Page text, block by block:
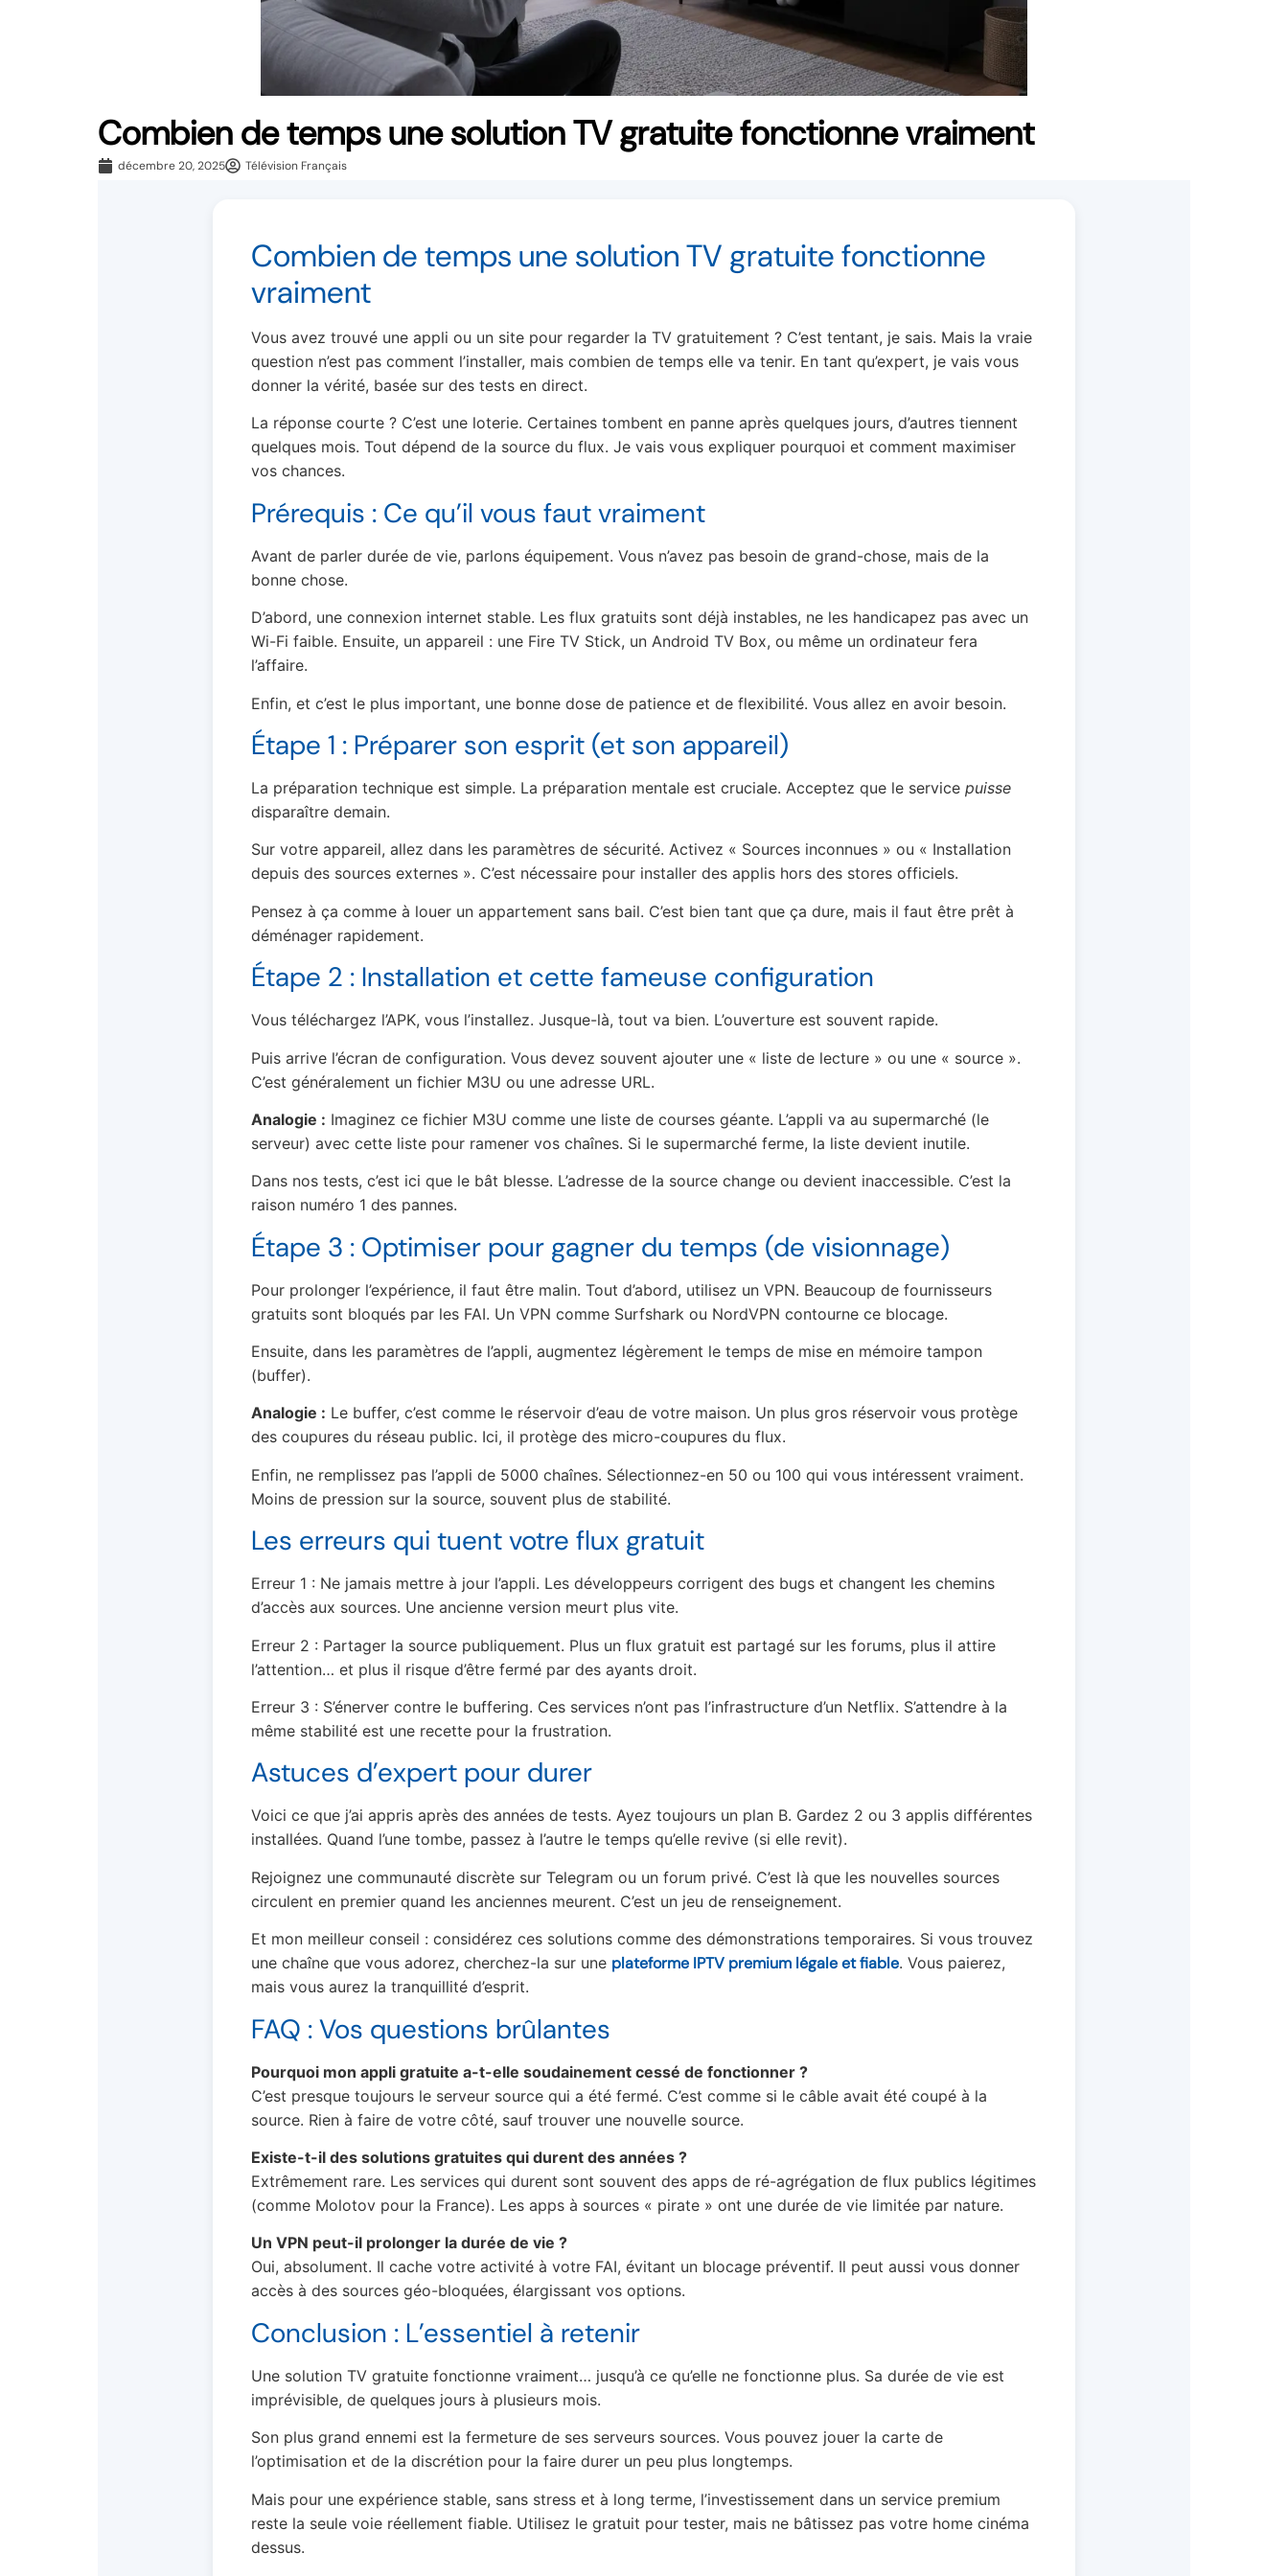
Combien de temps une solution TV gratuite fonctionne vraiment
décembre 20, 2025 Télévision Français
Combien de temps une solution TV gratuite fonctionne
vraiment
Vous avez trouvé une appli ou un site pour regarder la TV gratuitement ? C’est tentant, je sais. Mais la vraie
question n’est pas comment l’installer, mais combien de temps elle va tenir. En tant qu’expert, je vais vous
donner la vérité, basée sur des tests en direct.
La réponse courte ? C’est une loterie. Certaines tombent en panne après quelques jours, d’autres tiennent
quelques mois. Tout dépend de la source du flux. Je vais vous expliquer pourquoi et comment maximiser
vos chances.
Prérequis : Ce qu’il vous faut vraiment
Avant de parler durée de vie, parlons équipement. Vous n’avez pas besoin de grand-chose, mais de la
bonne chose.
D’abord, une connexion internet stable. Les flux gratuits sont déjà instables, ne les handicapez pas avec un
Wi-Fi faible. Ensuite, un appareil : une Fire TV Stick, un Android TV Box, ou même un ordinateur fera
l’affaire.
Enfin, et c’est le plus important, une bonne dose de patience et de flexibilité. Vous allez en avoir besoin.
Étape 1 : Préparer son esprit (et son appareil)
La préparation technique est simple. La préparation mentale est cruciale. Acceptez que le service puisse
disparaître demain.
Sur votre appareil, allez dans les paramètres de sécurité. Activez « Sources inconnues » ou « Installation
depuis des sources externes ». C’est nécessaire pour installer des applis hors des stores officiels.
Pensez à ça comme à louer un appartement sans bail. C’est bien tant que ça dure, mais il faut être prêt à
déménager rapidement.
Étape 2 : Installation et cette fameuse configuration
Vous téléchargez l’APK, vous l’installez. Jusque-là, tout va bien. L’ouverture est souvent rapide.
Puis arrive l’écran de configuration. Vous devez souvent ajouter une « liste de lecture » ou une « source ».
C’est généralement un fichier M3U ou une adresse URL.
Analogie : Imaginez ce fichier M3U comme une liste de courses géante. L’appli va au supermarché (le
serveur) avec cette liste pour ramener vos chaînes. Si le supermarché ferme, la liste devient inutile.
Dans nos tests, c’est ici que le bât blesse. L’adresse de la source change ou devient inaccessible. C’est la
raison numéro 1 des pannes.
Étape 3 : Optimiser pour gagner du temps (de visionnage)
Pour prolonger l’expérience, il faut être malin. Tout d’abord, utilisez un VPN. Beaucoup de fournisseurs
gratuits sont bloqués par les FAI. Un VPN comme Surfshark ou NordVPN contourne ce blocage.
Ensuite, dans les paramètres de l’appli, augmentez légèrement le temps de mise en mémoire tampon
(buffer).
Analogie : Le buffer, c’est comme le réservoir d’eau de votre maison. Un plus gros réservoir vous protège
des coupures du réseau public. Ici, il protège des micro-coupures du flux.
Enfin, ne remplissez pas l’appli de 5000 chaînes. Sélectionnez-en 50 ou 100 qui vous intéressent vraiment.
Moins de pression sur la source, souvent plus de stabilité.
Les erreurs qui tuent votre flux gratuit
Erreur 1 : Ne jamais mettre à jour l’appli. Les développeurs corrigent des bugs et changent les chemins
d’accès aux sources. Une ancienne version meurt plus vite.
Erreur 2 : Partager la source publiquement. Plus un flux gratuit est partagé sur les forums, plus il attire
l’attention… et plus il risque d’être fermé par des ayants droit.
Erreur 3 : S’énerver contre le buffering. Ces services n’ont pas l’infrastructure d’un Netflix. S’attendre à la
même stabilité est une recette pour la frustration.
Astuces d’expert pour durer
Voici ce que j’ai appris après des années de tests. Ayez toujours un plan B. Gardez 2 ou 3 applis différentes
installées. Quand l’une tombe, passez à l’autre le temps qu’elle revive (si elle revit).
Rejoignez une communauté discrète sur Telegram ou un forum privé. C’est là que les nouvelles sources
circulent en premier quand les anciennes meurent. C’est un jeu de renseignement.
Et mon meilleur conseil : considérez ces solutions comme des démonstrations temporaires. Si vous trouvez
une chaîne que vous adorez, cherchez-la sur une plateforme IPTV premium légale et fiable. Vous paierez,
mais vous aurez la tranquillité d’esprit.
FAQ : Vos questions brûlantes
Pourquoi mon appli gratuite a-t-elle soudainement cessé de fonctionner ?
C’est presque toujours le serveur source qui a été fermé. C’est comme si le câble avait été coupé à la
source. Rien à faire de votre côté, sauf trouver une nouvelle source.
Existe-t-il des solutions gratuites qui durent des années ?
Extrêmement rare. Les services qui durent sont souvent des apps de ré-agrégation de flux publics légitimes
(comme Molotov pour la France). Les apps à sources « pirate » ont une durée de vie limitée par nature.
Un VPN peut-il prolonger la durée de vie ?
Oui, absolument. Il cache votre activité à votre FAI, évitant un blocage préventif. Il peut aussi vous donner
accès à des sources géo-bloquées, élargissant vos options.
Conclusion : L’essentiel à retenir
Une solution TV gratuite fonctionne vraiment… jusqu’à ce qu’elle ne fonctionne plus. Sa durée de vie est
imprévisible, de quelques jours à plusieurs mois.
Son plus grand ennemi est la fermeture de ses serveurs sources. Vous pouvez jouer la carte de
l’optimisation et de la discrétion pour la faire durer un peu plus longtemps.
Mais pour une expérience stable, sans stress et à long terme, l’investissement dans un service premium
reste la seule voie réellement fiable. Utilisez le gratuit pour tester, mais ne bâtissez pas votre home cinéma
dessus.